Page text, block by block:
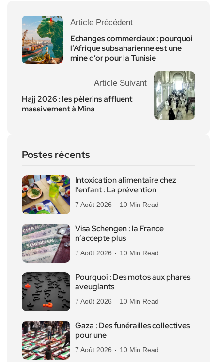
Article Précédent
Echanges commerciaux : pourquoi
l’Afrique subsaharienne est une
mine d’or pour la Tunisie
Article Suivant
Hajj 2026 : les pèlerins affluent
massivement à Mina
Postes récents
Intoxication alimentaire chez
l’enfant : La prévention
7 Août 2026 10 Min Read
Visa Schengen : la France
n’accepte plus
7 Août 2026 10 Min Read
Pourquoi : Des motos aux phares
aveuglants
7 Août 2026 10 Min Read
Gaza : Des funérailles collectives
pour une
7 Août 2026 10 Min Read